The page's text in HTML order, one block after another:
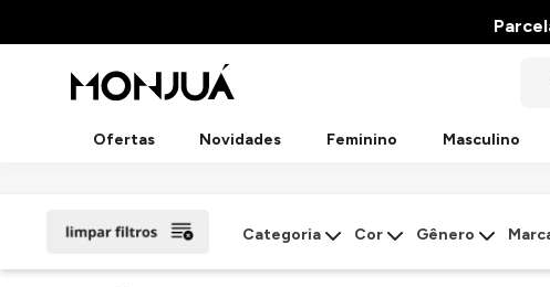
Ofertas Novidades Feminino Masculino
Categoria Cor Gênero